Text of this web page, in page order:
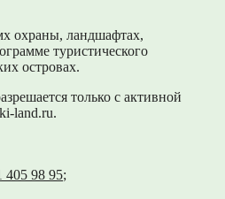
охраны, ландшафтах,
туристического
островах.
только с активной
land.ru.
405 98 95;